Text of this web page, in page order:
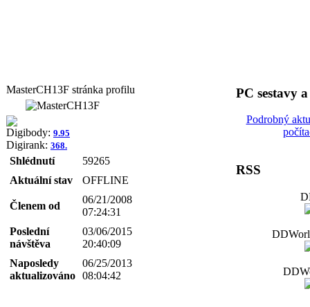
MasterCH13F stránka profilu
Digibody: 9.95
Digirank: 368.
Shlédnutí
59265
Aktuální stav
OFFLINE
Členem od
06/21/2008
07:24:31
Poslední
návštěva
03/06/2015
20:40:09
Naposledy
aktualizováno
06/25/2013
08:04:42
PC sestavy
Podrobný
RSS